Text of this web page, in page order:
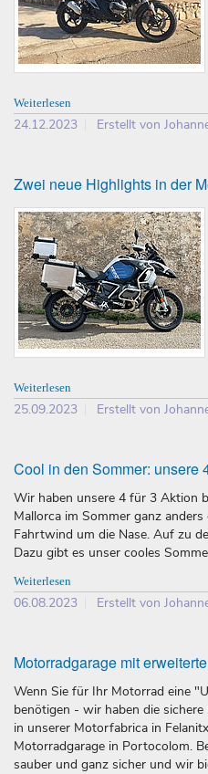
Weiterlesen
24.12.2023 Erstellt von
Zwei neue Highlights in der
Weiterlesen
25.09.2023 Erstellt von
Cool in den Sommer: unsere
Wir haben unsere 4 für 3 Aktion
Mallorca im Sommer ganz
Fahrtwind um die Nase. Auf zu
Dazu gibt es unser cooles
Weiterlesen
06.08.2023 Erstellt von
Motorradgarage mit
Wenn Sie für Ihr Motorrad eine
benötigen - wir haben die
in unserer Motorfabrica in
Motorradgarage in Portocolom.
sauber und ganz sicher und wir